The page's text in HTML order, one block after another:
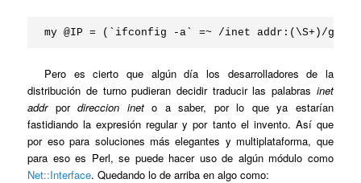
my @IP = (`ifconfig -a` =~ /inet addr:(\S+)/g);
Pero es cierto que algún día los desarrolladores de la
distribución de turno pudieran decidir traducir las palabras inet
addrpordireccion ineto a saber, por lo que ya estarían
fastidiando la expresión regular y por tanto el invento. Así que
por eso para soluciones más elegantes y multiplataforma, que
para eso es Perl, se puede hacer uso de algún módulo como
Net::Interface. Quedando lo de arriba en algo como: